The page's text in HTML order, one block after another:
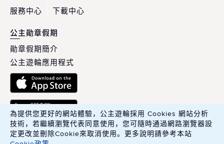
服務中心
下載中心
公主勛章假期
勛章假期簡介
公主遊輪應用程式
為提供您更好的網站體驗，公主遊輪採用 Cookies 網站分析
技術，若繼續瀏覽代表同意使用，您可隨時通過網路瀏覽器設
定更改並刪除Cookie來取消使用。更多說明請參考本站